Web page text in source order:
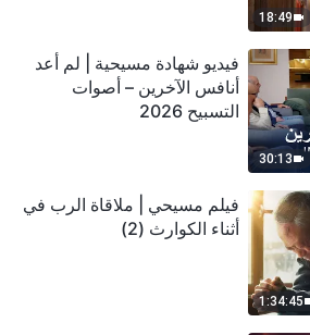
18:49
30:13
فيديو شهادة مسيحية | لم أعد
أنافس الآخرين – أصوات
التسبيح 2026
1:34:45
فيلم مسيحي | ملاقاة الرب في
أثناء الكوارث (2)